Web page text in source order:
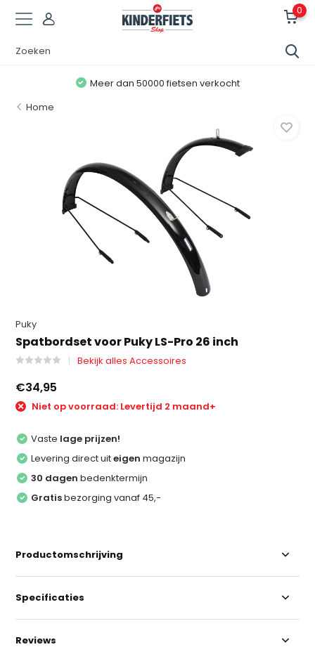
0
Meer dan 50000 fietsen verkocht
Home
Puky
Spatbordset voor Puky LS-Pro 26 inch
Bekijk alles Accessoires
€34,95
Niet op voorraad: Levertijd 2 maand+
Vaste lage prijzen!
Levering direct uiteigen magazijn
30 dagen bedenktermijn
Gratisbezorging vanaf 45,-
Productomschrijving
Specificaties
Reviews